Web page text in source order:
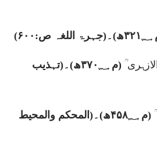
۳۲۱؁ھ)۔(جہرۃ اللغہ ص: ۶۰۰)
(م۳۷۰؁ھ)۔(تہذیب
(م۴۵۸؁ھ)۔(المحکم والمحیط